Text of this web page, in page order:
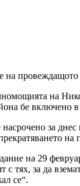
провеждащото
на
бе включено в
за
на 29
с тях, за да
се“.